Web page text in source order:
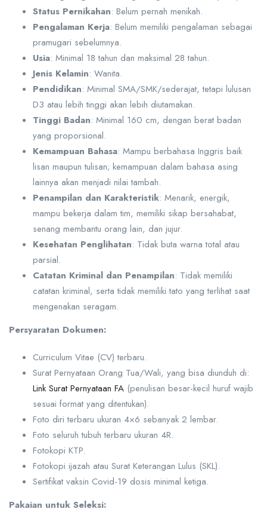
Status Pernikahan: Belum pernah menikah.
Pengalaman Kerja: Belum memiliki pengalaman sebagai
pramugari sebelumnya.
Usia: Minimal 18 tahun dan maksimal 28 tahun.
Jenis Kelamin: Wanita.
Pendidikan: Minimal SMA/SMK/sederajat, tetapi lulusan
D3 atau lebih tinggi akan lebih diutamakan.
Tinggi Badan: Minimal 160 cm, dengan berat badan
yang proporsional.
Kemampuan Bahasa: Mampu berbahasa Inggris baik
lisan maupun tulisan; kemampuan dalam bahasa asing
lainnya akan menjadi nilai tambah.
Penampilan dan Karakteristik: Menarik, energik,
mampu bekerja dalam tim, memiliki sikap bersahabat,
senang membantu orang lain, dan jujur.
Kesehatan Penglihatan: Tidak buta warna total atau
parsial.
Catatan Kriminal dan Penampilan: Tidak memiliki
catatan kriminal, serta tidak memiliki tato yang terlihat saat
mengenakan seragam.
Persyaratan Dokumen:
Curriculum Vitae (CV) terbaru.
Surat Pernyataan Orang Tua/Wali, yang bisa diunduh di:
Link Surat Pernyataan FA (penulisan besar-kecil huruf wajib
sesuai format yang ditentukan).
Foto diri terbaru ukuran 4×6 sebanyak 2 lembar.
Foto seluruh tubuh terbaru ukuran 4R.
Fotokopi KTP.
Fotokopi ijazah atau Surat Keterangan Lulus (SKL).
Sertifikat vaksin Covid-19 dosis minimal ketiga.
Pakaian untuk Seleksi: